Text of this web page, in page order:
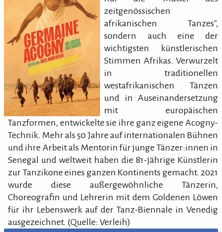
zeitgenössischen
afrikanischen Tanzes",
sondern auch eine der
wichtigsten künstlerischen
Stimmen Afrikas. Verwurzelt
in traditionellen
westafrikanischen Tänzen
und in Auseinandersetzung
mit europäischen
Tanzformen, entwickelte sie ihre ganz eigene Acogny-
Technik. Mehr als 50 Jahre auf internationalen Bühnen
und ihre Arbeit als Mentorin für junge Tänzer:innen in
Senegal und weltweit haben die 81-jährige Künstlerin
zur Tanzikone eines ganzen Kontinents gemacht. 2021
wurde diese außergewöhnliche Tänzerin,
Choreografin und Lehrerin mit dem Goldenen Löwen
für ihr Lebenswerk auf der Tanz-Biennale in Venedig
ausgezeichnet. (Quelle: Verleih)